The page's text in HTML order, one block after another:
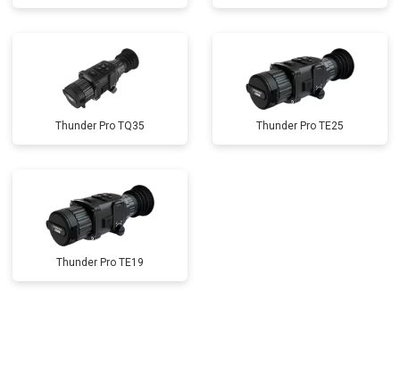
Thunder Pro TQ35 Thunder Pro TE25
Thunder Pro TE19